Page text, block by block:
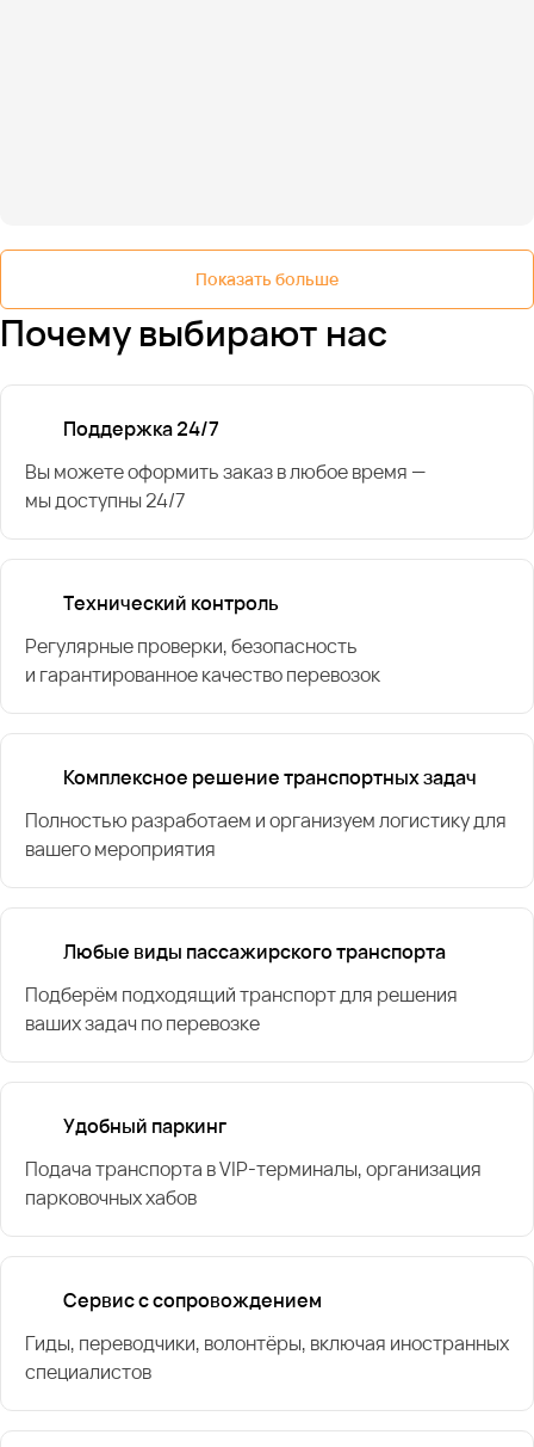
Показать больше
Почему выбирают нас
Поддержка 24/7
Вы можете оформить заказ в любое время —
мы доступны 24/7
Технический контроль
Регулярные проверки, безопасность
и гарантированное качество перевозок
Комплексное решение транспортных задач
Полностью разработаем и организуем логистику для
вашего мероприятия
Любые виды пассажирского транспорта
Подберём подходящий транспорт для решения
ваших задач по перевозке
Удобный паркинг
Подача транспорта в VIP-терминалы, организация
парковочных хабов
Сервис с сопровождением
Гиды, переводчики, волонтёры, включая иностранных
специалистов